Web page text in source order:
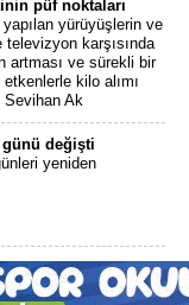
püf noktaları
yapılan yürüyüşlerin ve
karşısında
artması ve sürekli bir
kilo alımı
Sevihan Ak
günü değişti
yeniden